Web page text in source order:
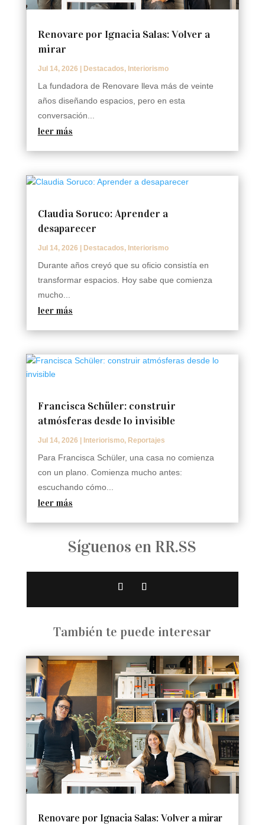
Renovare por Ignacia Salas: Volver a
mirar
Jul 14, 2026 Destacados, Interiorismo
La fundadora de Renovare lleva más de veinte
años diseñando espacios, pero en esta
conversación...
leer más
Claudia Soruco: Aprender a
desaparecer
Jul 14, 2026 | Destacados, Interiorismo
Durante años creyó que su oficio consistía en
transformar espacios. Hoy sabe que comienza
mucho...
leer más
Francisca Schüler: construir
atmósferas desde lo invisible
Jul 14, 2026 | Interiorismo, Reportajes
Para Francisca Schüler, una casa no comienza
con un plano. Comienza mucho antes:
escuchando cómo...
leer más
Síguenos en RR.SS
También te puede interesar
Renovare por Ignacia Salas: Volver a mirar